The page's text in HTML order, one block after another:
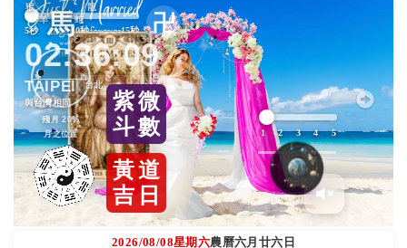
紫微
斗數
黃道
吉日
1 2 3 4 5
5秒 10秒 15秒 卍
02:36:09
TAIPEI
與台灣相同
龍
蛇
馬
羊
猴
東 西
殘月 20%
月之位置
2026/08/08星期六農曆六月廿六日